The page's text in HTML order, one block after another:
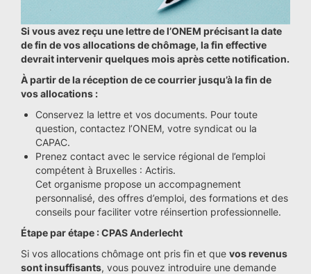
Si vous avez reçu une lettre de l’ONEM précisant la date
de fin de vos allocations de chômage, la fin effective
devrait intervenir quelques mois après cette notification.
À partir de la réception de ce courrier jusqu’à la fin de
vos allocations :
Conservez la lettre et vos documents. Pour toute
question, contactez l’ONEM, votre syndicat ou la
CAPAC.
Prenez contact avec le service régional de l’emploi
compétent à Bruxelles : Actiris.
Cet organisme propose un accompagnement
personnalisé, des offres d’emploi, des formations et des
conseils pour faciliter votre réinsertion professionnelle.
Étape par étape : CPAS Anderlecht
Si vos allocations chômage ont pris fin et que vos revenus
sont insuffisants, vous pouvez introduire une demande